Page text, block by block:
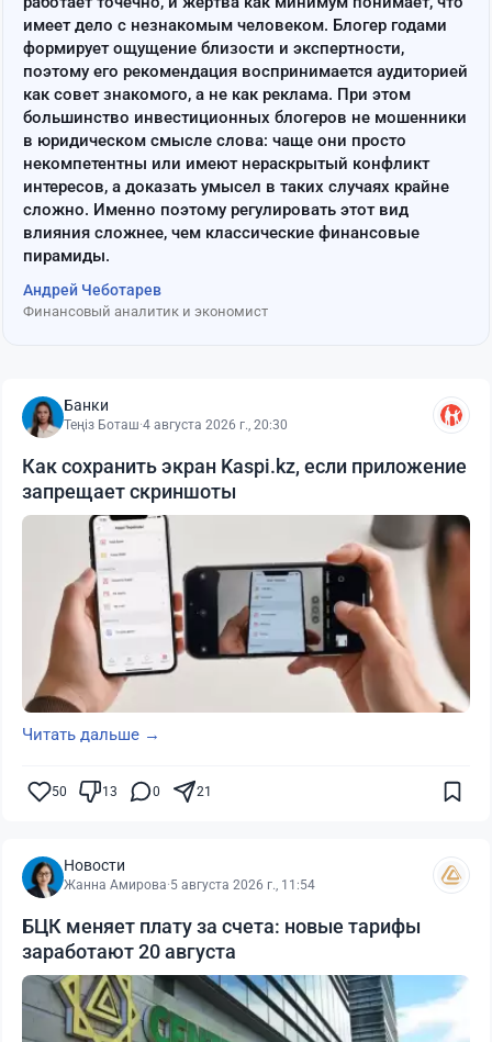
имеет дело с незнакомым человеком. Блогер годами
формирует ощущение близости и экспертности,
поэтому его рекомендация воспринимается аудиторией
как совет знакомого, а не как реклама. При этом
большинство инвестиционных блогеров не мошенники
в юридическом смысле слова: чаще они просто
некомпетентны или имеют нераскрытый конфликт
интересов, а доказать умысел в таких случаях крайне
сложно. Именно поэтому регулировать этот вид
влияния сложнее, чем классические финансовые
пирамиды.
Андрей Чеботарев
Финансовый аналитик и экономист
Банки
Теңіз Боташ·4 августа 2026 г., 20:30
Как сохранить экран Kaspi.kz, если приложение
запрещает скриншоты
Читать дальше →
50 13 0 21
Новости
Жанна Амирова·5 августа 2026 г., 11:54
БЦК меняет плату за счета: новые тарифы
заработают 20 августа